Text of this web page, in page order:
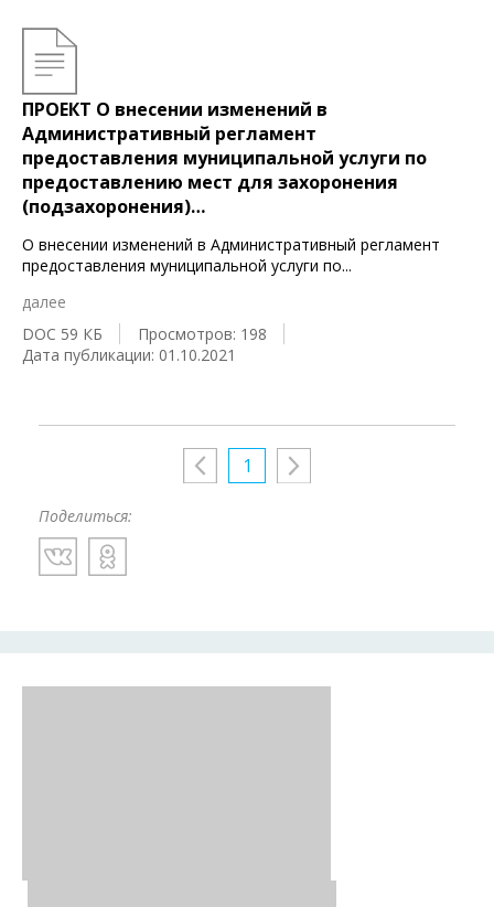
ПРОЕКТ О внесении изменений в
Административный регламент
предоставления муниципальной услуги по
предоставлению мест для захоронения
(подзахоронения)…
О внесении изменений в Административный регламент
предоставления муниципальной услуги по...
далее
DOC 59 КБ
Просмотров: 198
Дата публикации: 01.10.2021
1
Поделиться: